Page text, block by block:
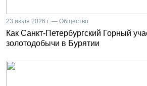
23 июля 2026 г. — Общество
Как Санкт-Петербургский Горный
золотодобычи в Бурятии